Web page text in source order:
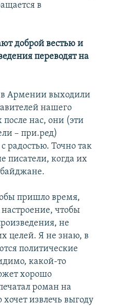
в
доброй вестью и
переводят на
в Армении выходили
нашего
нас, они (эти
– при.ред)
радостью. Точно так
писатели, когда их
пришло время,
настроение, чтобы
не
целей. Я не знаю, в
политические
какой-то
хорошо
роман на
извлечь выгоду